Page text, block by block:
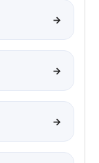
→
→
→